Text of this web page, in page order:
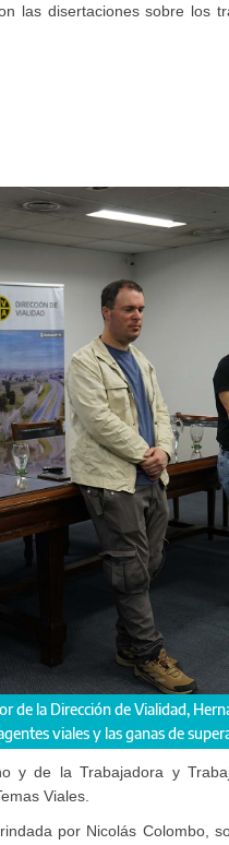
las disertaciones sobre los
de La Plata".
y de la Trabajadora y
Viales.
por Nicolás Colombo,
“Especificaciones técnicas